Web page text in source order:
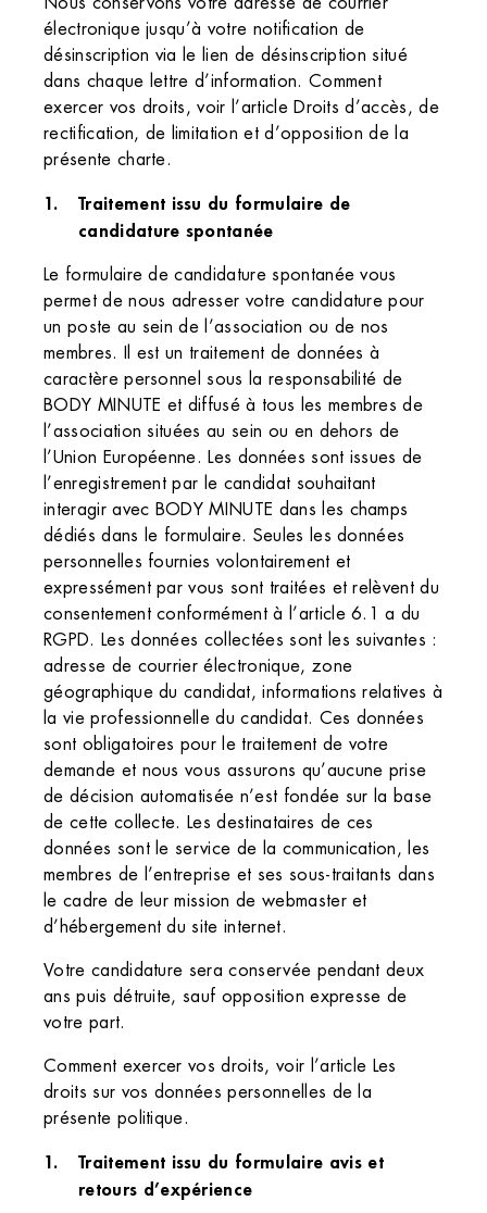
électronique jusqu’à votre notification de
désinscription via le lien de désinscription situé
dans chaque lettre d’information. Comment
exercer vos droits, voir l’article Droits d’accès, de
rectification, de limitation et d’opposition de la
présente charte.
Traitement issu du formulaire de
candidature spontanée
Le formulaire de candidature spontanée vous
permet de nous adresser votre candidature pour
un poste au sein de l’association ou de nos
membres. Il est un traitement de données à
caractère personnel sous la responsabilité de
BODY MINUTE et diffusé à tous les membres de
l’association situées au sein ou en dehors de
l’Union Européenne. Les données sont issues de
l’enregistrement par le candidat souhaitant
interagir avec BODY MINUTE dans les champs
dédiés dans le formulaire. Seules les données
personnelles fournies volontairement et
expressément par vous sont traitées et relèvent du
consentement conformément à l’article 6.1 a du
RGPD. Les données collectées sont les suivantes :
adresse de courrier électronique, zone
géographique du candidat, informations relatives à
la vie professionnelle du candidat. Ces données
sont obligatoires pour le traitement de votre
demande et nous vous assurons qu’aucune prise
de décision automatisée n’est fondée sur la base
de cette collecte. Les destinataires de ces
données sont le service de la communication, les
membres de l’entreprise et ses sous-traitants dans
le cadre de leur mission de webmaster et
d’hébergement du site internet.
Votre candidature sera conservée pendant deux
ans puis détruite, sauf opposition expresse de
votre part.
Comment exercer vos droits, voir l’article Les
droits sur vos données personnelles de la
présente politique.
Traitement issu du formulaire avis et
retours d’expérience